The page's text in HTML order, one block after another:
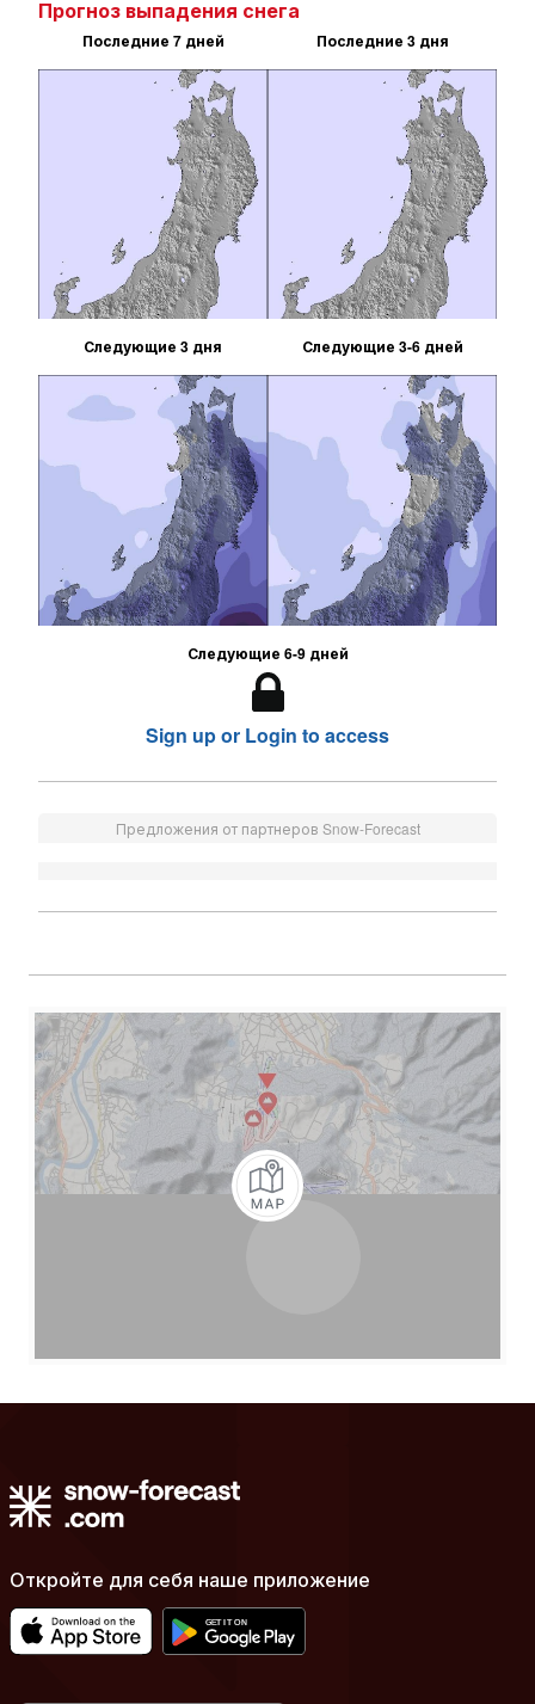
Прогноз выпадения снега
Последние 7 дней Последние 3 дня
Следующие 3 дня Следующие 3-6 дней
Следующие 6-9 дней
Sign up or Login to access
Предложения от партнеров Snow-Forecast
Откройте для себя наше приложение